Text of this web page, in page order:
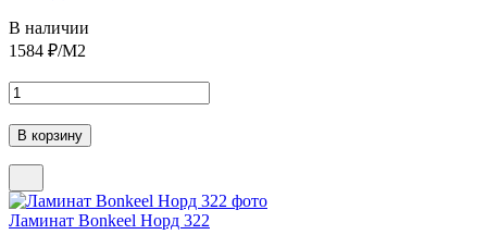
В наличии
1584 ₽/М2
Ламинат Bonkeel Норд 322